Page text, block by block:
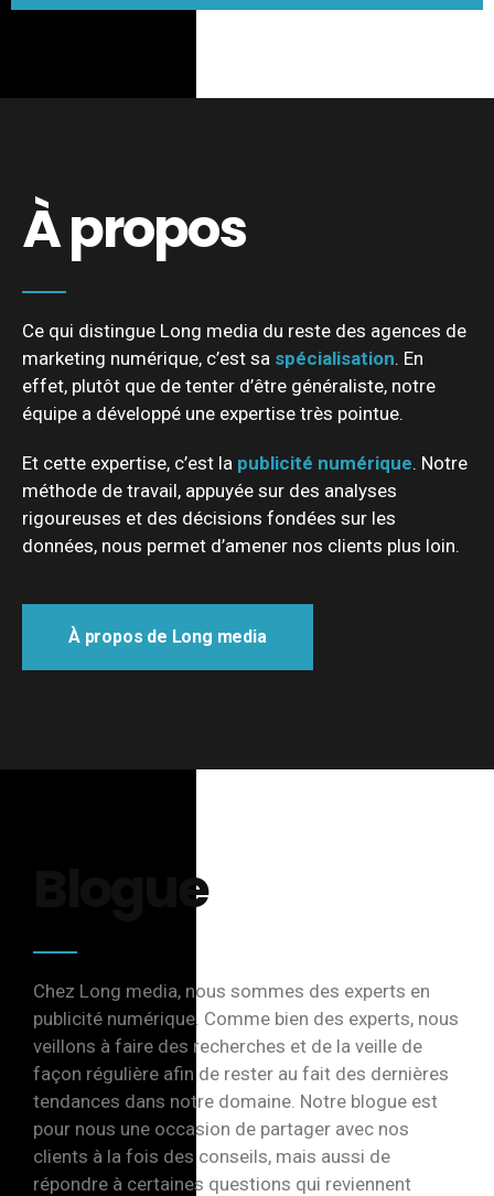
À propos
Ce qui distingue Long media du reste des agences de
marketing numérique, c’est sa spécialisation. En
effet, plutôt que de tenter d’être généraliste, notre
équipe a développé une expertise très pointue.
Et cette expertise, c’est la publicité numérique. Notre
méthode de travail, appuyée sur des analyses
rigoureuses et des décisions fondées sur les
données, nous permet d’amener nos clients plus loin.
À propos de Long media
Blogue
Chez Long media, nous sommes des experts en
publicité numérique. Comme bien des experts, nous
veillons à faire des recherches et de la veille de
façon régulière afin de rester au fait des dernières
tendances dans notre domaine. Notre blogue est
pour nous une occasion de partager avec nos
clients à la fois des conseils, mais aussi de
répondre à certaines questions qui reviennent